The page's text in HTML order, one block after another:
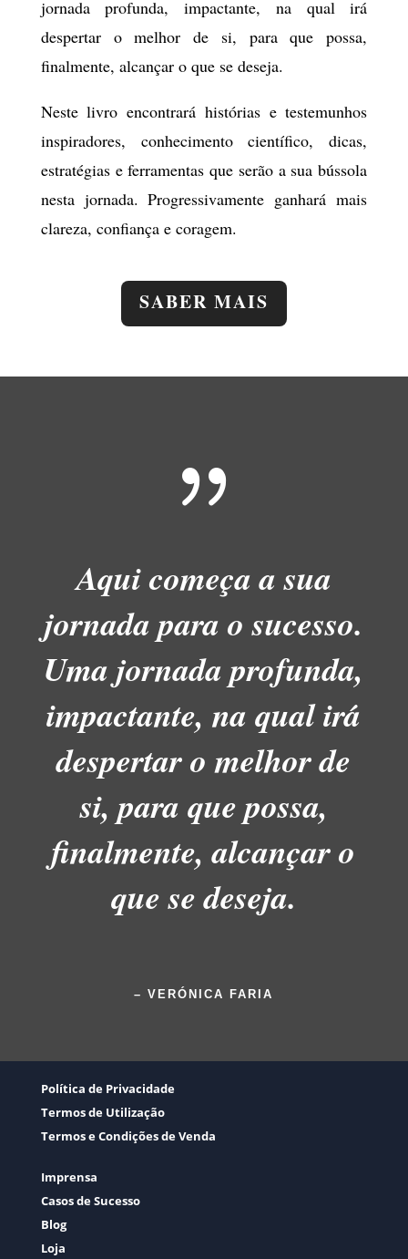
jornada profunda, impactante, na qual irá
despertar o melhor de si, para que possa,
finalmente, alcançar o que se deseja.
Neste livro encontrará histórias e testemunhos
inspiradores, conhecimento científico, dicas,
estratégias e ferramentas que serão a sua bússola
nesta jornada. Progressivamente ganhará mais
clareza, confiança e coragem.
SABER MAIS
{
Aqui começa a sua
jornada para o sucesso.
Uma jornada profunda,
impactante, na qual irá
despertar o melhor de
si, para que possa,
finalmente, alcançar o
que se deseja.
– VERÓNICA FARIA
Política de Privacidade
Termos de Utilização
Termos e Condições de Venda
Imprensa
Casos de Sucesso
Blog
Loja